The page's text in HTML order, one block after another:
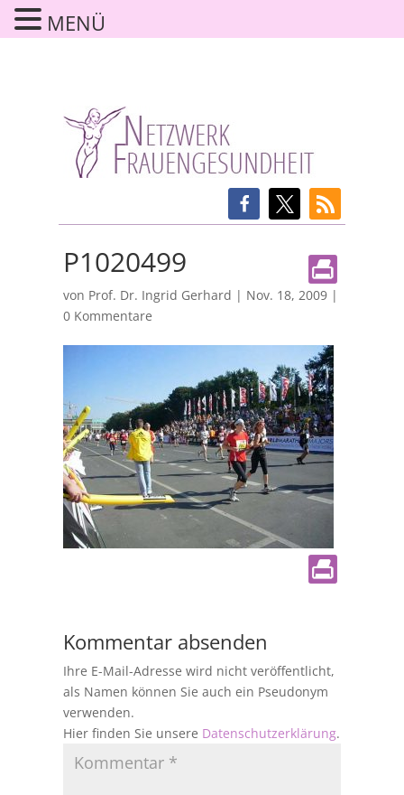
P1020499
von Prof. Dr. Ingrid Gerhard | Nov. 18, 2009|
0 Kommentare
Kommentar absenden
Ihre E-Mail-Adresse wird nicht veröffentlicht,
als Namen können Sie auch ein Pseudonym
verwenden.
Hier finden Sie unsere Datenschutzerklärung.
MENÜ